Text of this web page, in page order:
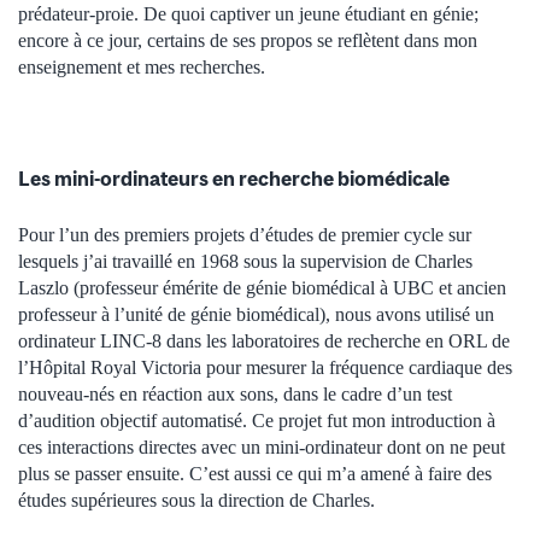
prédateur-proie. De quoi captiver un jeune étudiant en génie;
encore à ce jour, certains de ses propos se reflètent dans mon
enseignement et mes recherches.
Les mini-ordinateurs en recherche biomédicale
Pour l’un des premiers projets d’études de premier cycle sur
lesquels j’ai travaillé en 1968 sous la supervision de Charles
Laszlo (professeur émérite de génie biomédical à UBC et ancien
professeur à l’unité de génie biomédical), nous avons utilisé un
ordinateur LINC-8 dans les laboratoires de recherche en ORL de
l’Hôpital Royal Victoria pour mesurer la fréquence cardiaque des
nouveau-nés en réaction aux sons, dans le cadre d’un test
d’audition objectif automatisé. Ce projet fut mon introduction à
ces interactions directes avec un mini-ordinateur dont on ne peut
plus se passer ensuite. C’est aussi ce qui m’a amené à faire des
études supérieures sous la direction de Charles.